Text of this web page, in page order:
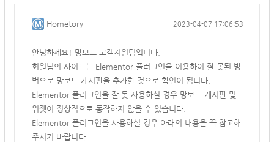
Hometory 2023-04-07 17:06:53
안녕하세요! 망보드 고객지원팀입니다.
회원님의 사이트는 Elementor 플러그인을 이용하여 잘 못된 방
법으로 망보드 게시판을 추가한 것으로 확인이 됩니다.
Elementor 플러그인을 잘 못 사용하실 경우 망보드 게시판 및
위젯이 정상적으로 동작하지 않을 수 있습니다.
Elementor 플러그인을 사용하실 경우 아래의 내용을 꼭 참고해
주시기 바랍니다.